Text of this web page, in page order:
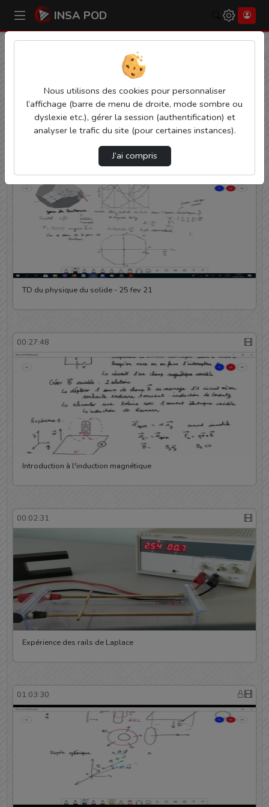
INSA POD Rechercher
16 vidéos trouvées
Audio Video Statistiques de vues
↘
Direction de tri
TD du physique du solide - 25 fev 21
00:27:48
Introduction à l'induction magnétique
00:02:31
Expérience des rails de Laplace
01:03:30
Nous utilisons des cookies pour personnaliser
l’affichage (barre de menu de droite, mode sombre ou
dyslexie etc.), gérer la session (authentification) et
analyser le trafic du site (pour certaines instances).
J’ai compris